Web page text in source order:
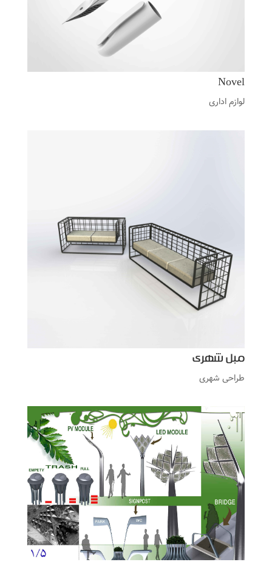
Novel
لوازم اداری
مبل شهری
طراحی شهری